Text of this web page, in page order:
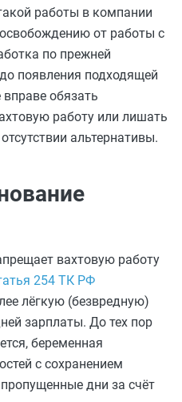
работы в компании
от работы с
по прежней
появления подходящей
обязать
работу или лишать
альтернативы.
вахтовую работу
254 ТК РФ
лёгкую (безвредную)
зарплаты. До тех пор
беременная
с сохранением
дни за счёт